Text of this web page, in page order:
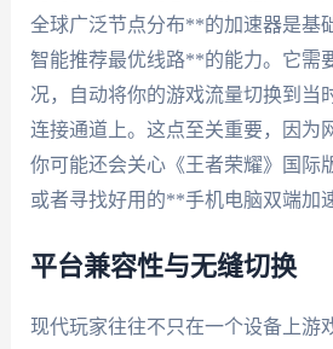
全球广泛节点分布**的加速器是基
智能推荐最优线路**的能力。它需
况，自动将你的游戏流量切换到当
连接通道上。这点至关重要，因为
你可能还会关心《王者荣耀》国际
或者寻找好用的**手机电脑双端加
平台兼容性与无缝切换
现代玩家往往不只在一个设备上游